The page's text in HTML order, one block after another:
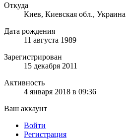
Откуда
Киев, Киевская обл., Украина
Дата рождения
11 августа 1989
Зарегистрирован
15 декабря 2011
Активность
4 января 2018 в 09:36
Ваш аккаунт
Войти
Регистрация